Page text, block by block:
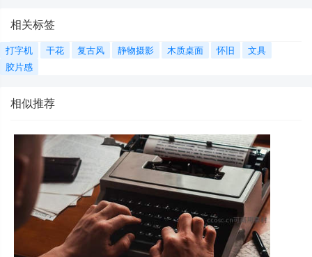
相关标签
打字机 干花 复古风 静物摄影 木质桌面 怀旧
文具
胶片感
相似推荐